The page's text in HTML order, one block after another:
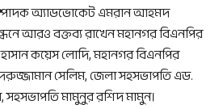
অ্যাডভোকেট এমরান আহমদ
আরও বক্তব্য রাখেন মহানগর বিএনপির
কয়েস লোদি, মহানগর বিএনপির
সেলিম, জেলা সহসভাপতি এড.
মামুনুর রশিদ মামুন।